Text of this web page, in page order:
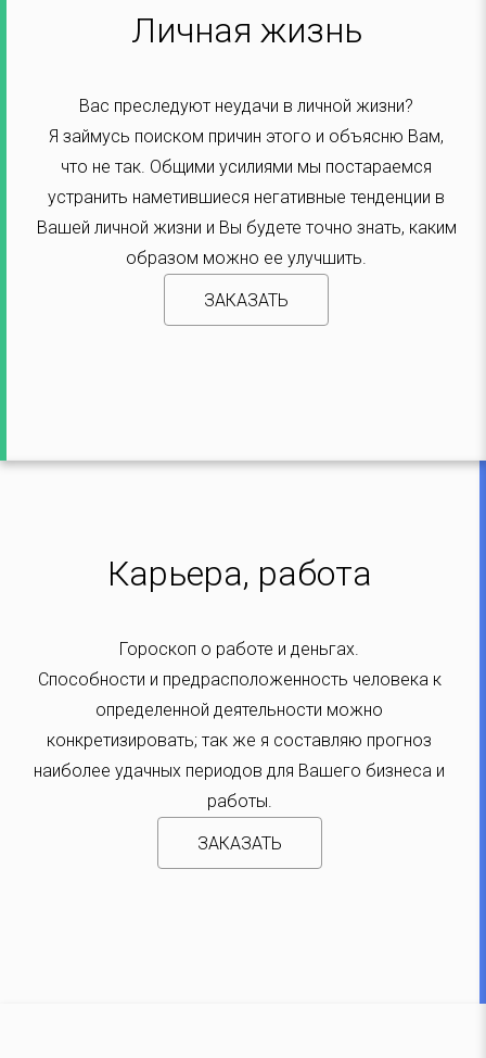
Личная жизнь
Вас преследуют неудачи в личной жизни?
Я займусь поиском причин этого и объясню Вам,
что не так. Общими усилиями мы постараемся
устранить наметившиеся негативные тенденции в
Вашей личной жизни и Вы будете точно знать, каким
образом можно ее улучшить.
ЗАКАЗАТЬ
Карьера, работа
Гороскоп о работе и деньгах.
Способности и предрасположенность человека к
определенной деятельности можно
конкретизировать; так же я составляю прогноз
наиболее удачных периодов для Вашего бизнеса и
работы.
ЗАКАЗАТЬ